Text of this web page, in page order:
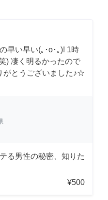
早い早い(｡･о･｡)! 1時
) 凄く明るかったので
がとうございました♪☆
る男性の秘密、知りた
¥500